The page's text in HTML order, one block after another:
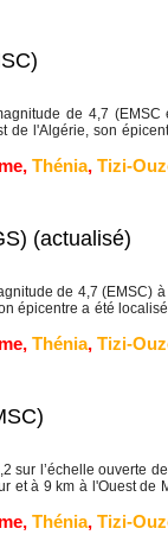
de 4,7
de l'Algérie, son
, Thénia, Tizi-
(actualisé)
de 4,7 (EMSC)
épicentre a été
, Thénia, Tizi-
sur l’échelle ouverte
et à 9 km à l'Ouest
, Thénia, Tizi-